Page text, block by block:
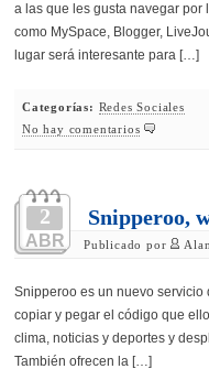
a las que les gusta navegar por
como MySpace, Blogger,
lugar será interesante para […]
Categorías: Redes Sociales
No hay comentarios
2
ABR
Snipperoo,
Publicado por
Snipperoo es un nuevo servicio
copiar y pegar el código que
clima, noticias y deportes y
También ofrecen la […]